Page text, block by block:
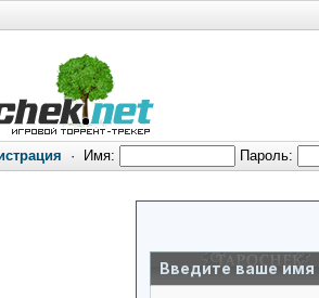
· Имя: Пароль:
Введите ваше имя